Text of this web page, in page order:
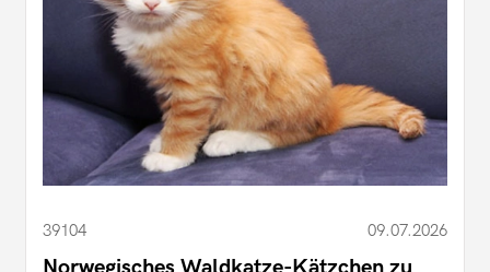
39104 09.07.2026